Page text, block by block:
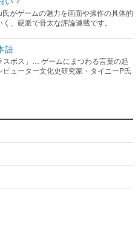
がゲームの魅力を画面や操作の具体的
、硬派で骨太な評論連載です。
語
スボス」… ゲームにまつわる言葉の起
ューター文化史研究家・タイニーP氏